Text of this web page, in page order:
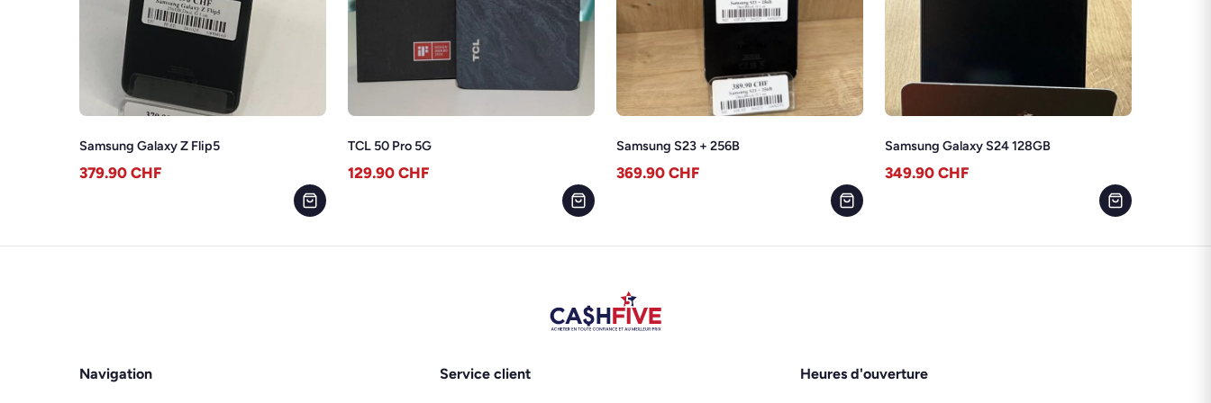
Samsung Galaxy Z Flip5
379.90 CHF
TCL 50 Pro 5G
129.90 CHF
Samsung S23 + 256B
369.90 CHF
Samsung Galaxy S24 128GB
349.90 CHF
Navigation Service client Heures d'ouverture